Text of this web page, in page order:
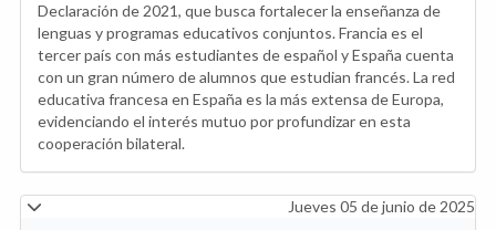
Declaración de 2021, que busca fortalecer la enseñanza de
lenguas y programas educativos conjuntos. Francia es el
tercer país con más estudiantes de español y España cuenta
con un gran número de alumnos que estudian francés. La red
educativa francesa en España es la más extensa de Europa,
evidenciando el interés mutuo por profundizar en esta
cooperación bilateral.
Jueves 05 de junio de 2025